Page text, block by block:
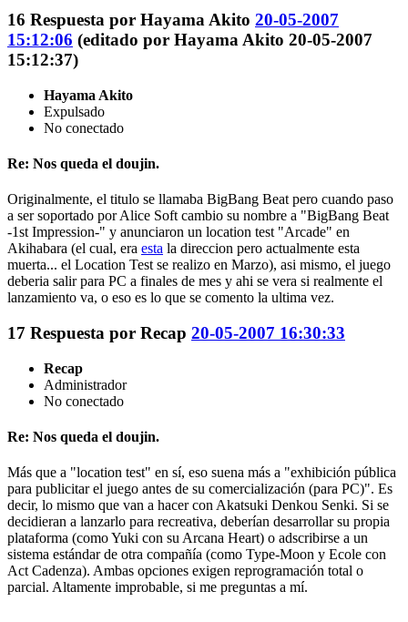
16 Respuesta por Hayama Akito 20-05-2007
15:12:06 (editado por Hayama Akito 20-05-2007
15:12:37)
Hayama Akito
Expulsado
No conectado
Re: Nos queda el doujin.
Originalmente, el titulo se llamaba BigBang Beat pero cuando paso
a ser soportado por Alice Soft cambio su nombre a "BigBang Beat
-1st Impression-" y anunciaron un location test "Arcade" en
Akihabara (el cual, era esta la direccion pero actualmente esta
muerta... el Location Test se realizo en Marzo), asi mismo, el juego
deberia salir para PC a finales de mes y ahi se vera si realmente el
lanzamiento va, o eso es lo que se comento la ultima vez.
17 Respuesta por Recap 20-05-2007 16:30:33
Recap
Administrador
No conectado
Re: Nos queda el doujin.
Más que a "location test" en sí, eso suena más a "exhibición pública
para publicitar el juego antes de su comercialización (para PC)". Es
decir, lo mismo que van a hacer con Akatsuki Denkou Senki. Si se
decidieran a lanzarlo para recreativa, deberían desarrollar su propia
plataforma (como Yuki con su Arcana Heart) o adscribirse a un
sistema estándar de otra compañía (como Type-Moon y Ecole con
Act Cadenza). Ambas opciones exigen reprogramación total o
parcial. Altamente improbable, si me preguntas a mí.